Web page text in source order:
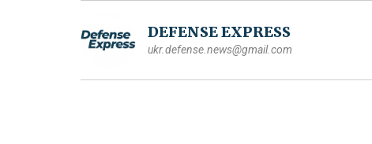
DEFENSE EXPRESS
ukr.defense.news@gmail.com